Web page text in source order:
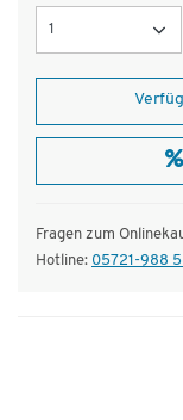
Fragen zum
Hotline: 05721-988